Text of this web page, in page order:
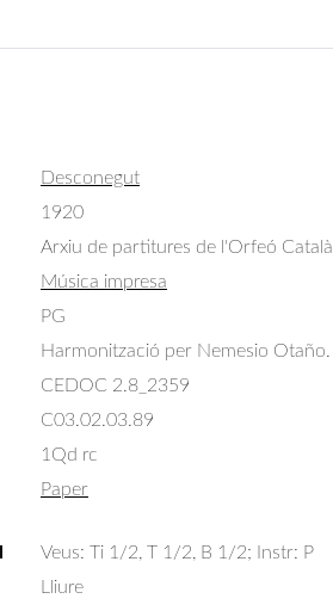
Desconegut
1920
Arxiu de partitures de l'Orfeó Català
Música impresa
PG
Harmonització per Nemesio Otaño.
CEDOC 2.8_2359
C03.02.03.89
1Qd rc
Paper
Veus: Ti 1/2, T 1/2, B 1/2; Instr: P
Lliure